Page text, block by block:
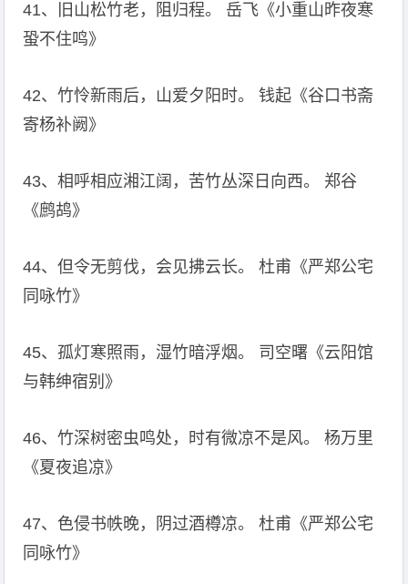
41、旧山松竹老，阻归程。 岳飞《小重山昨夜寒
蛩不住鸣》
42、竹怜新雨后，山爱夕阳时。 钱起《谷口书斋
寄杨补阙》
43、相呼相应湘江阔，苦竹丛深日向西。 郑谷
《鹧鸪》
44、但令无剪伐，会见拂云长。 杜甫《严郑公宅
同咏竹》
45、孤灯寒照雨，湿竹暗浮烟。 司空曙《云阳馆
与韩绅宿别》
46、竹深树密虫鸣处，时有微凉不是风。 杨万里
《夏夜追凉》
47、色侵书帙晚，阴过酒樽凉。 杜甫《严郑公宅
同咏竹》